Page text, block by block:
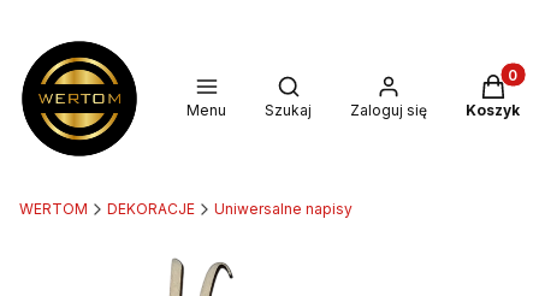
Menu
Otwórz wyszukiwarkę
Szukaj Zaloguj się Koszyk
WERTOM DEKORACJE Uniwersalne napisy